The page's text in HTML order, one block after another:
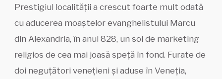
Prestigiul localității a crescut foarte mult odată
cu aducerea moaștelor evanghelistului Marcu
din Alexandria, în anul 828, un soi de marketing
religios de cea mai joasă speță în fond. Furate de
doi neguțători venețieni și aduse în Veneția,